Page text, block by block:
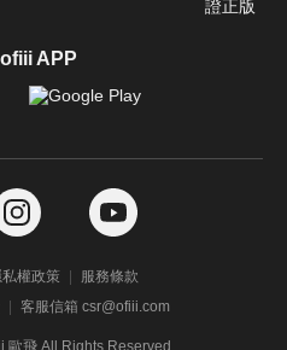
APP
私權政策
服務條款
客服信箱 csr@ofiii.com